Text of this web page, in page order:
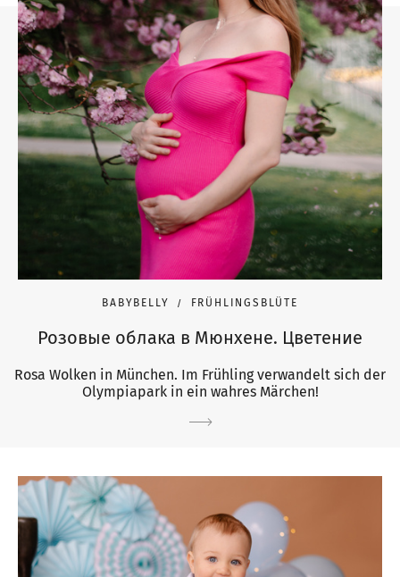
BABYBELLY FRÜHLINGSBLÜTE
Розовые облака в Мюнхене. Цветение
Rosa Wolken in München. Im Frühling verwandelt sich der
Olympiapark in ein wahres Märchen!